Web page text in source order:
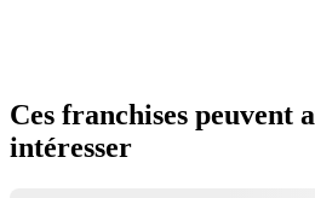
Ces franchises peuvent
intéresser